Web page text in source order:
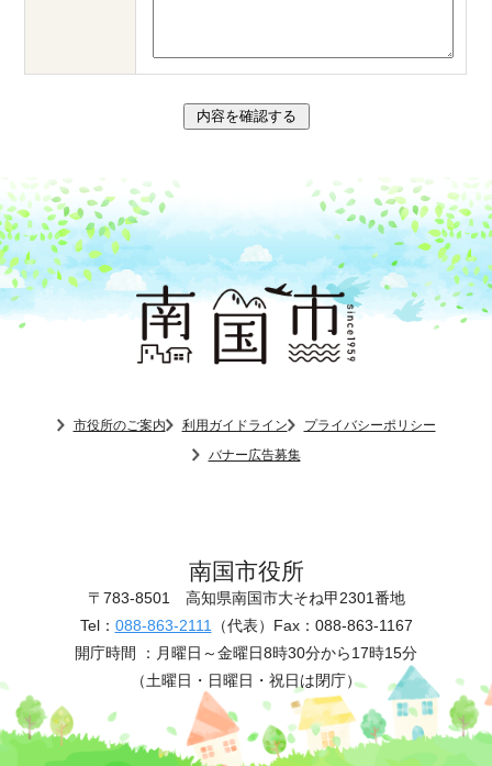
市役所のご案内 利用ガイドライン
プライバシーポリシー
バナー広告募集
南国市役所
〒783-8501 高知県南国市大そね甲2301番地
Tel： 088-863-2111 （代表） Fax：088-863-1167
開庁時間 ： 月曜日～金曜日8時30分から17時15分
（土曜日・日曜日・祝日は閉庁）